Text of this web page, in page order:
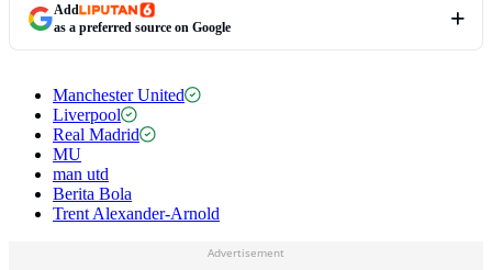
Add
as a preferred source on Google
Manchester United
Liverpool
Real Madrid
MU
man utd
Berita Bola
Trent Alexander-Arnold
Advertisement